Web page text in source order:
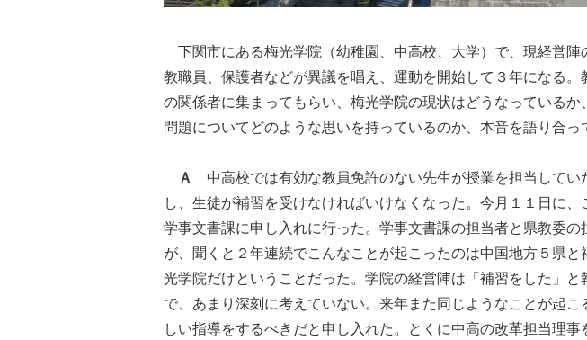
下関市にある梅光学院（幼稚園、中高校、大学）で、現経営陣
教職員、保護者などが異議を唱え、運動を開始して３年になる。
の関係者に集まってもらい、梅光学院の現状はどうなっているか
問題についてどのような思いを持っているのか、本音を語り合っ
Ａ
中高校では有効な教員免許のない先生が授業を担当してい
し、生徒が補習を受けなければいけなくなった。今月１１日に
学事文書課に申し入れに行った。学事文書課の担当者と県教委の
が、聞くと２年連続でこんなことが起こったのは中国地方５県
光学院だけということだった。学院の経営陣は「補習をした」と
で、あまり深刻に考えていない。来年また同じようなことが起
しい指導をするべきだと申し入れた。とくに中高の改革担当理事